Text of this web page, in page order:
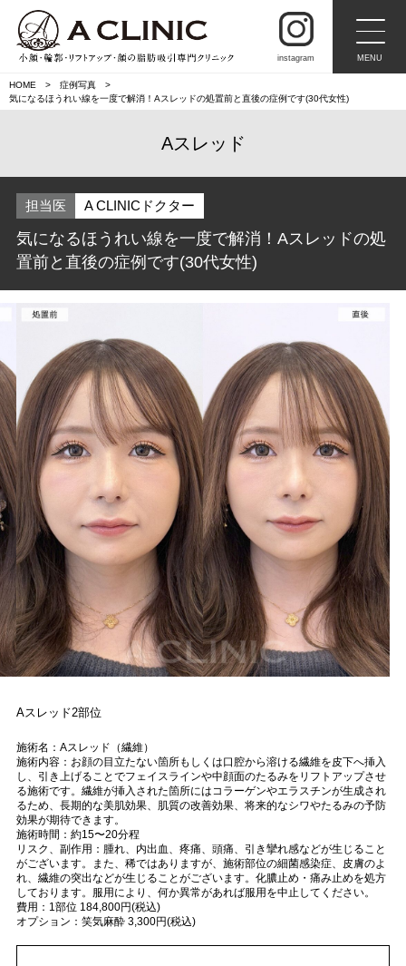
instagram MENU
HOME
症例写真
気になるほうれい線を一度で解消！Aスレッドの処置前と直後の症例です(30代女性)
Aスレッド
担当医 A CLINICドクター
気になるほうれい線を一度で解消！Aスレッドの処
置前と直後の症例です(30代女性)
Aスレッド2部位
施術名：Aスレッド（繊維）
施術内容：お顔の目立たない箇所もしくは口腔から溶ける繊維を皮下へ挿入
し、引き上げることでフェイスラインや中顔面のたるみをリフトアップさせ
る施術です。繊維が挿入された箇所にはコラーゲンやエラスチンが生成され
るため、長期的な美肌効果、肌質の改善効果、将来的なシワやたるみの予防
効果が期待できます。
施術時間：約15〜20分程
リスク、副作用：腫れ、内出血、疼痛、頭痛、引き攣れ感などが生じること
がございます。また、稀ではありますが、施術部位の細菌感染症、皮膚のよ
れ、繊維の突出などが生じることがございます。化膿止め・痛み止めを処方
しております。服用により、何か異常があれば服用を中止してください。
費用：1部位 184,800円(税込)
オプション：笑気麻酔 3,300円(税込)